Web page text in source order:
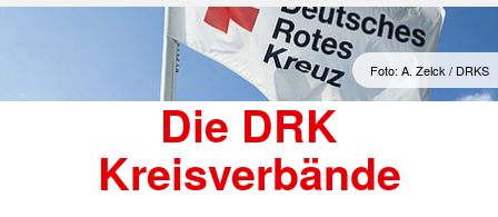
Foto: A. Zelck / DRKS
Die DRK
Kreisverbände